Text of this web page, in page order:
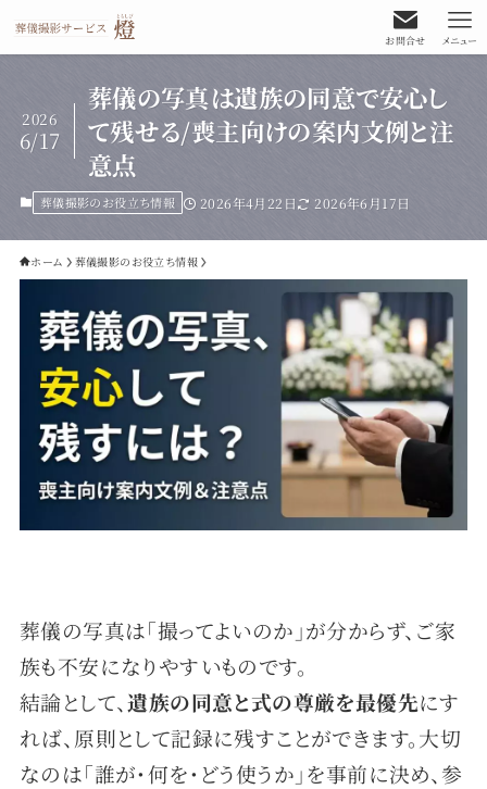
お問合せ メニュー
葬儀の写真は遺族の同意で安心し
て残せる/喪主向けの案内文例と注
意点
2026
6/17
葬儀撮影のお役立ち情報 2026年4月22日 2026年6月17日
ホーム 葬儀撮影のお役立ち情報
葬儀の写真は「撮ってよいのか」が分からず、ご家
族も不安になりやすいものです。
結論として、遺族の同意と式の尊厳を最優先にす
れば、原則として記録に残すことができます。大切
なのは「誰が・何を・どう使うか」を事前に決め、参